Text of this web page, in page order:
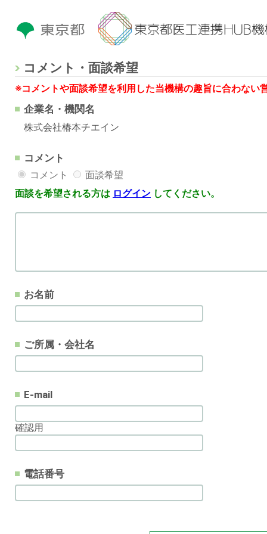
コメント・面談希望
※コメントや面談希望を利用した当機構の趣旨に合わない
企業名・機関名
株式会社椿本チエイン
コメント
コメント
面談希望
面談を希望される方は ログイン してください。
お名前
ご所属・会社名
E-mail
確認用
電話番号